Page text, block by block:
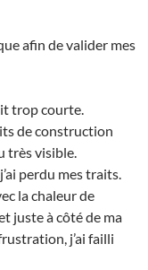
afin de valider mes
trop courte.
de construction
très visible.
perdu mes traits.
la chaleur de
juste à côté de ma
j’ai failli